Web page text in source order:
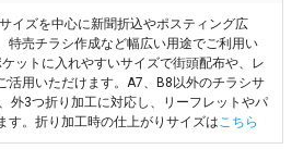
イズを中心に新聞折込やポスティング広
特売チラシ作成など幅広い用途でご利用い
ットに入れやすいサイズで街頭配布や、レ
活用いただけます。A7、B8以外のチラシサ
外3つ折り加工に対応し、リーフレットやパ
す。折り加工時の仕上がりサイズはこちら